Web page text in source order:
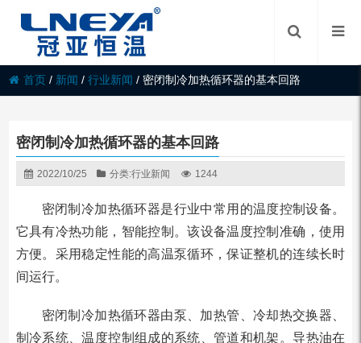
首页 / 新闻 /行业新闻 / 密闭制冷加热循环器的基本回路
密闭制冷加热循环器的基本回路
2022/10/25 分类:行业新闻 1244
密闭制冷加热循环器是行业中常用的温度控制设备。
它具有冷热功能，智能控制。该设备温度控制准确，使用
方便。采用稳定性能的高温泵循环，保证整机的连续长时
间运行。
密闭制冷加热循环器由泵、加热管、冷却热交换器、
制冷系统、温度控制组成的系统、管道和机架。导热油在